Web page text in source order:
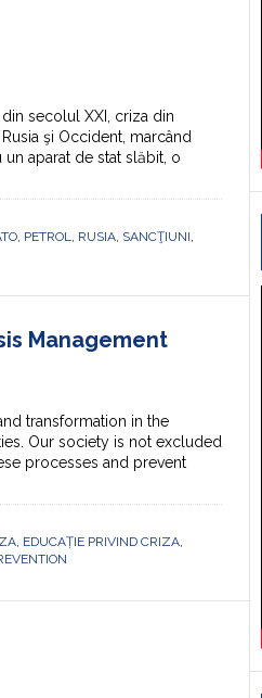
secolul XXI, criza din
şi Occident, marcând
aparat de stat slăbit, o
, PETROL, RUSIA, SANCŢIUNI,
Management
transformation in the
Our society is not excluded
processes and prevent
, EDUCAȚIE PRIVIND CRIZA,